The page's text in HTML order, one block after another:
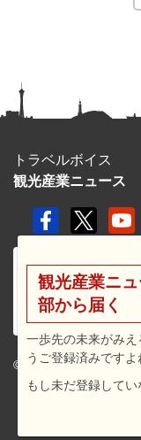
トラベルボイス
観光産業ニュース
© 2026 travel voice.
観光産業ニ
部から届く
一歩先の未来がみ
うご登録済みですよ
もし未だ登録してい